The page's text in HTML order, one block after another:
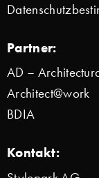
Partner:
AD –
Architect@work
BDIA
Kontakt: